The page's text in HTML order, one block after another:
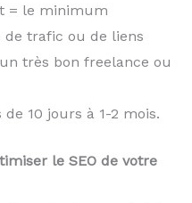
= le minimum
trafic ou de liens
très bon freelance ou
10 jours à 1-2 mois.
le SEO de votre